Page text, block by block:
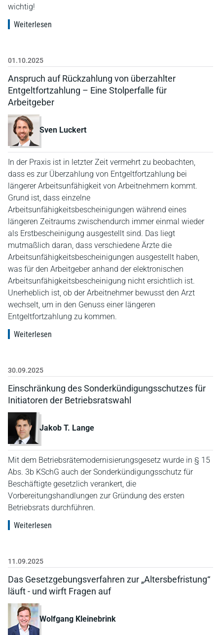
wichtig!
Weiterlesen
01.10.2025
Anspruch auf Rückzahlung von überzahlter
Entgeltfortzahlung – Eine Stolperfalle für
Arbeitgeber
Sven Luckert
In der Praxis ist in letzter Zeit vermehrt zu beobachten,
dass es zur Überzahlung von Entgeltfortzahlung bei
längerer Arbeitsunfähigkeit von Arbeitnehmern kommt.
Grund ist, dass einzelne
Arbeitsunfähigkeitsbescheinigungen während eines
längeren Zeitraums zwischendurch immer einmal wieder
als Erstbescheinigung ausgestellt sind. Das liegt
mutmaßlich daran, dass verschiedene Ärzte die
Arbeitsunfähigkeitsbescheinigungen ausgestellt haben,
was für den Arbeitgeber anhand der elektronischen
Arbeitsunfähigkeitsbescheinigung nicht ersichtlich ist.
Unerheblich ist, ob der Arbeitnehmer bewusst den Arzt
wechselt, um in den Genuss einer längeren
Entgeltfortzahlung zu kommen.
Weiterlesen
30.09.2025
Einschränkung des Sonderkündigungsschutzes für
Initiatoren der Betriebsratswahl
Jakob T. Lange
Mit dem Betriebsrätemodernisierungsgesetz wurde in § 15
Abs. 3b KSchG auch der Sonderkündigungsschutz für
Beschäftigte gesetzlich verankert, die
Vorbereitungshandlungen zur Gründung des ersten
Betriebsrats durchführen.
Weiterlesen
11.09.2025
Das Gesetzgebungsverfahren zur „Altersbefristung“
läuft - und wirft Fragen auf
Wolfgang Kleinebrink